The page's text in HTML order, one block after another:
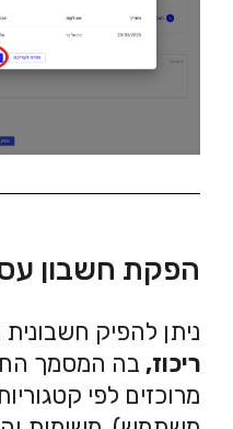
הפקת חשבון
ניתן להפיק חשבונית
ריכוז, בה המסמך
מרוכזים לפי